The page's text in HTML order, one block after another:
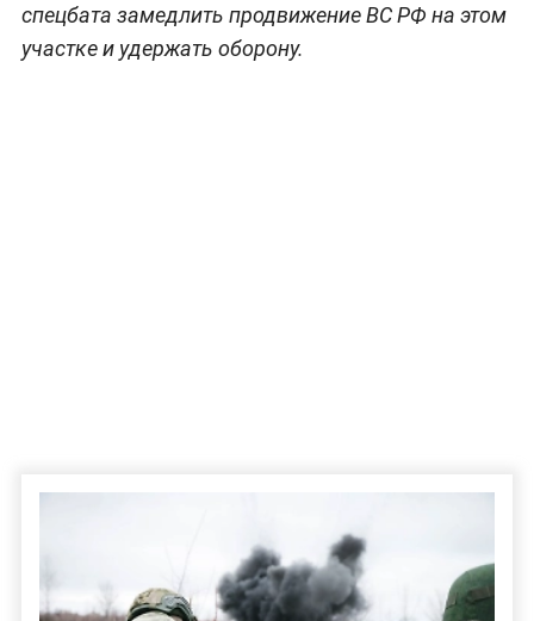
спецбата замедлить продвижение ВС РФ на этом
участке и удержать оборону.